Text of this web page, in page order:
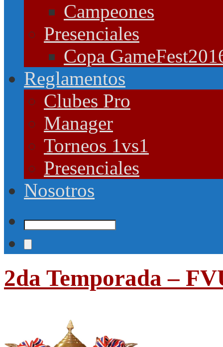
Campeones
Presenciales
Copa
Reglamentos
Clubes Pro
Manager
Torneos 1vs1
Presenciales
Nosotros
2da Temporada –